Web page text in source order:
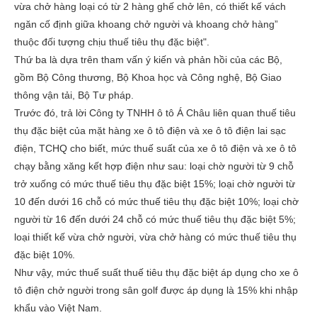
vừa chở hàng loại có từ 2 hàng ghế chở lên, có thiết kế vách
ngăn cố định giữa khoang chở người và khoang chở hàng”
thuộc đối tượng chịu thuế tiêu thụ đặc biệt".
Thứ ba là dựa trên tham vấn ý kiến và phản hồi của các Bộ,
gồm Bộ Công thương, Bộ Khoa học và Công nghệ, Bộ Giao
thông vận tải, Bộ Tư pháp.
Trước đó, trả lời Công ty TNHH ô tô Á Châu liên quan thuế tiêu
thụ đặc biệt của mặt hàng xe ô tô điện và xe ô tô điện lai sạc
điện, TCHQ cho biết, mức thuế suất của xe ô tô điện và xe ô tô
chạy bằng xăng kết hợp điện như sau: loại chờ người từ 9 chỗ
trở xuống có mức thuế tiêu thụ đặc biệt 15%; loại chờ người từ
10 đến dưới 16 chỗ có mức thuế tiêu thụ đặc biệt 10%; loại chờ
người từ 16 đến dưới 24 chỗ có mức thuế tiêu thụ đặc biệt 5%;
loại thiết kế vừa chở người, vừa chở hàng có mức thuế tiêu thụ
đặc biệt 10%.
Như vậy, mức thuế suất thuế tiêu thụ đặc biệt áp dụng cho xe ô
tô điện chở người trong sân golf được áp dụng là 15% khi nhập
khẩu vào Việt Nam.